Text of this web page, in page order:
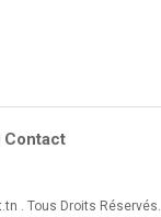
Contact
. Tous Droits Réservés.